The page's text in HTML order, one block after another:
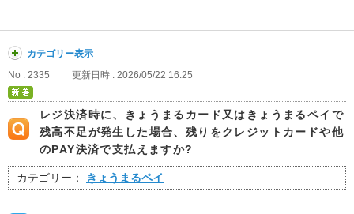
カテゴリー表示
No : 2335
更新日時 : 2026/05/22 16:25
レジ決済時に、きょうまるカード又はきょうまるペイで
残高不足が発生した場合、残りをクレジットカードや他
のPAY決済で支払えますか?
カテゴリー： きょうまるペイ